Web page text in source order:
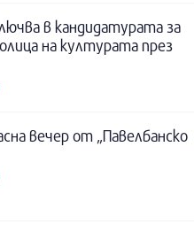
в кандидатурата за
на културата през
вечер от „Павелбанско